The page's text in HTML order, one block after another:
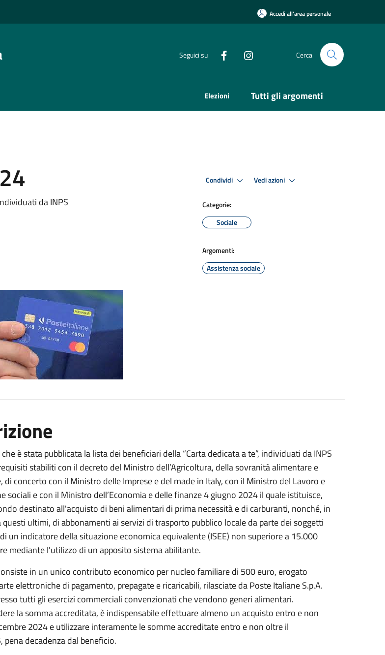
Accedi all'area personale
Seguici su Cerca
Elezioni Tutti gli argomenti
da INPS
Condividi Vedi azioni
Categorie:
Sociale
Argomenti:
Assistenza sociale
è stata pubblicata la lista dei beneficiari della “Carta dedicata a te”, individuati da INPS
stabiliti con il decreto del Ministro dell’Agricoltura, della sovranità alimentare e
di concerto con il Ministro delle Imprese e del made in Italy, con il Ministro del Lavoro e
sociali e con il Ministro dell’Economia e delle finanze 4 giugno 2024 il quale istituisce,
destinato all'acquisto di beni alimentari di prima necessità e di carburanti, nonché, in
ultimi, di abbonamenti ai servizi di trasporto pubblico locale da parte dei soggetti
un indicatore della situazione economica equivalente (ISEE) non superiore a 15.000
mediante l'utilizzo di un apposito sistema abilitante.
in un unico contributo economico per nucleo familiare di 500 euro, erogato
elettroniche di pagamento, prepagate e ricaricabili, rilasciate da Poste Italiane S.p.A.
tutti gli esercizi commerciali convenzionati che vendono generi alimentari.
la somma accreditata, è indispensabile effettuare almeno un acquisto entro e non
2024 e utilizzare interamente le somme accreditate entro e non oltre il
decadenza dal beneficio.